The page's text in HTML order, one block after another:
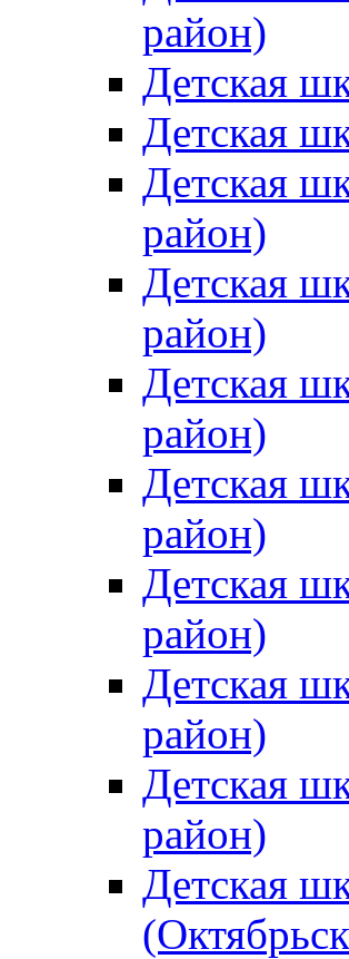
район)
Детская
Детская
Детская
район)
Детская
район)
Детская
район)
Детская
район)
Детская
район)
Детская
район)
Детская
район)
Детская